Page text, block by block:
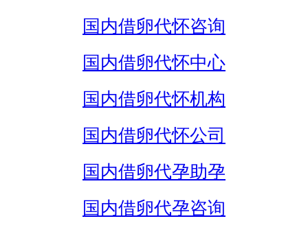
国内借卵代怀咨询
国内借卵代怀中心
国内借卵代怀机构
国内借卵代怀公司
国内借卵代孕助孕
国内借卵代孕咨询